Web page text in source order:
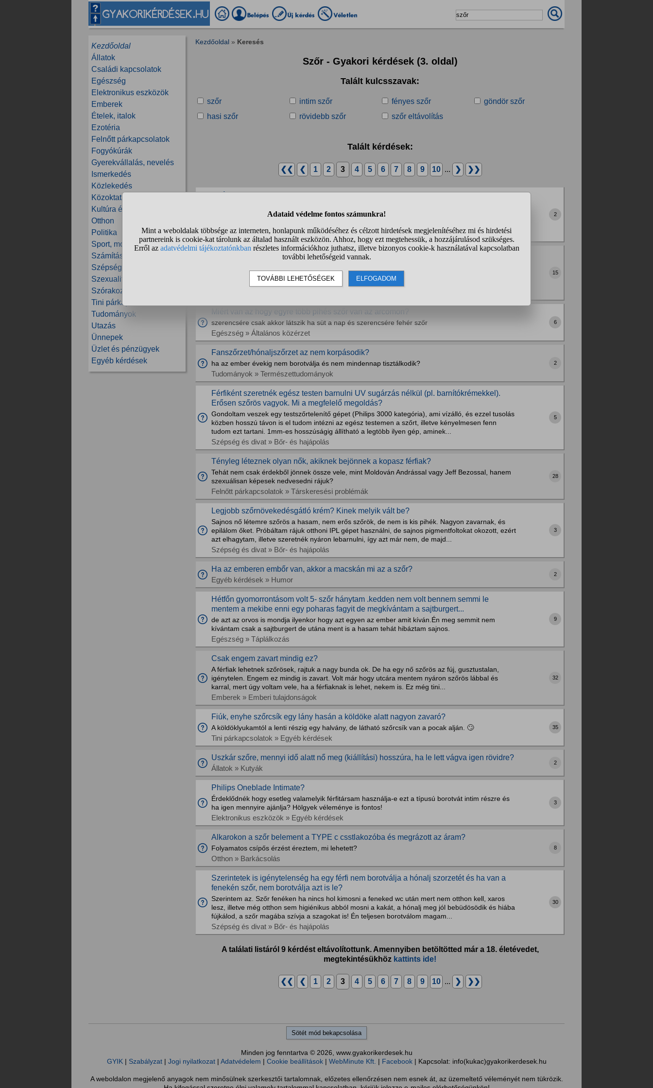
Kezdőoldal
Állatok
Családi kapcsolatok
Egészség
Elektronikus eszközök
Emberek
Ételek, italok
Ezotéria
Felnőtt párkapcsolatok
Fogyókúrák
Gyerekvállalás, nevelés
Ismerkedés
Közlekedés
Közoktatás, tanfolyamok
Kultúra és közösség
Otthon
Politika
Sport, mozgás
Számítástechnika
Szépség és divat
Szexualitás
Szórakozás
Tini párkapcsolatok
Tudományok
Utazás
Ünnepek
Üzlet és pénzügyek
Egyéb kérdések
Kezdőoldal » Keresés
Szőr - Gyakori kérdések (3. oldal)
Talált kulcsszavak:
szőr intim szőr fényes szőr
göndör szőr
hasi szőr
rövidebb szőr szőr eltávolítás
Talált kérdések:
❮❮ ❮ 1 2 3 4 5 6 7 8 9 10 ... ❯ ❯❯
Aktív pasik valaki ismerkedni?
vagyok 190 cm csak akkor írj ha nem sérti a ferfiassagodat az ,hogy a passzív magasabb(amúgy
Ismerkedés » Társkeresés
2
Lányok, tényleg ennyire nehéz a szőrtelenítés?
egyáltalán nem szőrtelenítenek. Legtöbbször hosszúujjúba vannak, ha lehet harisnyát is vesznek,
ha meleg van.. Nekem ez végtelenül visszataszító. 3percet kellene csak naponta...
15
Miért van az hogy egyre több pihés szőr van az arcomon?
szerencsére csak akkor látszik ha süt a nap és szerencsére fehér szőr
Egészség » Általános közérzet
6
Fanszőrzet/hónaljszőrzet az nem korpásodik?
ha az ember évekig nem borotválja és nem mindennap tisztálkodik?
Tudományok » Természettudományok
2
Férfiként szeretnék egész testen barnulni UV sugárzás nélkül (pl. barnítókrémekkel).
Erősen szőrös vagyok. Mi a megfelelő megoldás?
Gondoltam veszek egy testszőrtelenítő gépet (Philips 3000 kategória), ami vízálló, és ezzel tusolás
közben hosszú távon is el tudom intézni az egész testemen a szőrt, illetve kényelmesen fenn
tudom ezt tartani. 1mm-es hosszúságig állítható a legtöbb ilyen gép, aminek...
Szépség és divat » Bőr- és hajápolás
5
Tényleg léteznek olyan nők, akiknek bejönnek a kopasz férfiak?
Tehát nem csak érdekből jönnek össze vele, mint Moldován Andrással vagy Jeff Bezossal, hanem
szexuálisan képesek nedvesedni rájuk?
Felnőtt párkapcsolatok » Társkeresési problémák
28
Legjobb szőrnövekedésgátló krém? Kinek melyik vált be?
Sajnos nő létemre szőrös a hasam, nem erős szőrök, de nem is kis pihék. Nagyon zavarnak, és
epilálom őket. Próbáltam rájuk otthoni IPL gépet használni, de sajnos pigmentfoltokat okozott, ezért
azt elhagytam, illetve szeretnék nyáron lebarnulni, így azt már nem, de majd...
Szépség és divat » Bőr- és hajápolás
3
Ha az emberen embőr van, akkor a macskán mi az a szőr?
Egyéb kérdések » Humor
2
Hétfőn gyomorrontásom volt 5- szőr hánytam .kedden nem volt bennem semmi le
mentem a mekibe enni egy poharas fagyit de megkívántam a sajtburgert...
de azt az orvos is mondja ilyenkor hogy azt egyen az ember amit kíván.Én meg semmit nem
kívántam csak a sajtburgert de utána ment is a hasam tehát hibáztam sajnos.
Egészség » Táplálkozás
9
Csak engem zavart mindig ez?
A férfiak lehetnek szőrösek, rajtuk a nagy bunda ok. De ha egy nő szőrös az fúj, gusztustalan,
igénytelen. Engem ez mindig is zavart. Volt már hogy utcára mentem nyáron szőrös lábbal és
karral, mert úgy voltam vele, ha a férfiaknak is lehet, nekem is. Ez még tini...
Emberek » Emberi tulajdonságok
32
Fiúk, enyhe szőrcsík egy lány hasán a köldöke alatt nagyon zavaró?
A köldöklyukamtól a lenti részig egy halvány, de látható szőrcsík van a pocak alján. 🙄
Tini párkapcsolatok » Egyéb kérdések
35
Uszkár szőre, mennyi idő alatt nő meg (kiállítási) hosszúra, ha le lett vágva igen rövidre?
Állatok » Kutyák
2
Philips Oneblade Intimate?
Érdeklődnék hogy esetleg valamelyik férfitársam használja-e ezt a típusú borotvát intim részre és
ha igen mennyire ajánlja? Hölgyek véleménye is fontos!
Elektronikus eszközök » Egyéb kérdések
3
Alkarokon a szőr belement a TYPE c csstlakozóba és megrázott az áram?
Folyamatos csípős érzést éreztem, mi lehetett?
Otthon » Barkácsolás
8
Szerintetek is igénytelenség ha egy férfi nem borotválja a hónalj szorzetét és ha van a
fenekén szőr, nem borotválja azt is le?
Szerintem az. Szőr fenéken ha nincs hol kimosni a feneked wc után mert nem otthon kell, xaros
lesz, illetve még otthon sem higiénikus abból mosni a kakát, a hónalj meg jól bebüdösödik és hiába
fújkálod, a szőr magába szívja a szagokat is! Én teljesen borotválom magam...
Szépség és divat » Bőr- és hajápolás
30
A találati listáról 9 kérdést eltávolítottunk. Amennyiben betöltötted már a 18. életévedet,
megtekintésükhöz kattints ide!
❮❮ ❮ 1 2 3 4 5 6 7 8 9 10 ... ❯ ❯❯
Sötét mód bekapcsolása
Minden jog fenntartva © 2026, www.gyakorikerdesek.hu
GYIK| Szabályzat| Jogi nyilatkozat| Adatvédelem | Cookie beállítások| WebMinute Kft. | Facebook| Kapcsolat: info(kukac)gyakorikerdesek.hu
A weboldalon megjelenő anyagok nem minősülnek szerkesztői tartalomnak, előzetes ellenőrzésen nem esnek át, az üzemeltető véleményét nem tükrözik.